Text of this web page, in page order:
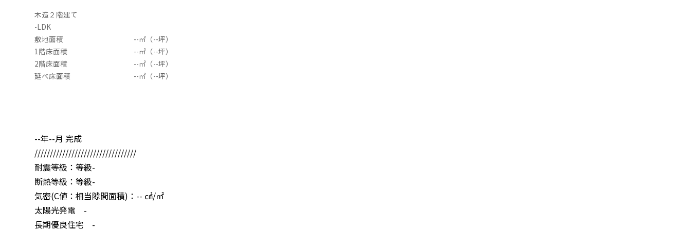
木造２階建て
-LDK
敷地面積
--㎡（--坪）
1階床面積
--㎡（--坪）
2階床面積
--㎡（--坪）
延べ床面積
--㎡（--坪）
--年--月 完成
/////////////////////////////////
耐震等級：等級-
断熱等級：等級-
気密(C値：相当隙間面積)：-- ㎠/㎡
太陽光発電 -
長期優良住宅 -